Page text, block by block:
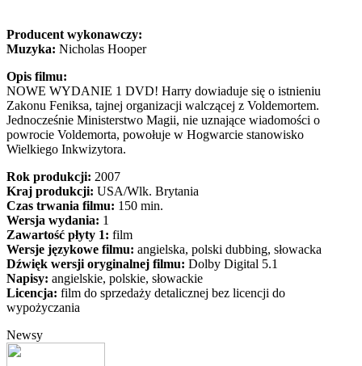
Producent wykonawczy:
Muzyka: Nicholas Hooper
Opis filmu:
NOWE WYDANIE 1 DVD! Harry dowiaduje się o istnieniu
Zakonu Feniksa, tajnej organizacji walczącej z Voldemortem.
Jednocześnie Ministerstwo Magii, nie uznające wiadomości o
powrocie Voldemorta, powołuje w Hogwarcie stanowisko
Wielkiego Inkwizytora.
Rok produkcji: 2007
Kraj produkcji: USA/Wlk. Brytania
Czas trwania filmu: 150 min.
Wersja wydania: 1
Zawartość płyty 1: film
Wersje językowe filmu: angielska, polski dubbing, słowacka
Dźwięk wersji oryginalnej filmu: Dolby Digital 5.1
Napisy: angielskie, polskie, słowackie
Licencja: film do sprzedaży detalicznej bez licencji do
wypożyczania
Newsy